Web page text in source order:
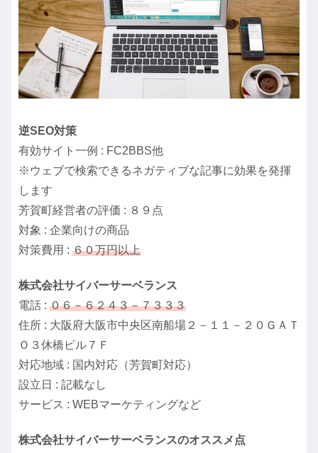
逆SEO対策
有効サイト一例 : FC2BBS他
※ウェブで検索できるネガティブな記事に効果を発揮
します
芳賀町経営者の評価 : ８９点
対象 : 企業向けの商品
対策費用 : ６０万円以上
株式会社サイバーサーベランス
電話 : ０６－６２４３－７３３３
住所 : 大阪府大阪市中央区南船場２－１１－２０ＧＡＴ
Ｏ３休橋ビル７Ｆ
対応地域 : 国内対応（芳賀町対応）
設立日 : 記載なし
サービス : WEBマーケティングなど
株式会社サイバーサーベランスのオススメ点